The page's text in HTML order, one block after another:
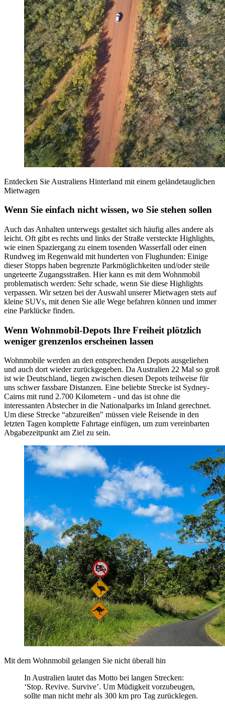
Entdecken Sie Australiens Hinterland mit einem geländetauglichen
Mietwagen
Wenn Sie einfach nicht wissen, wo Sie stehen sollen
Auch das Anhalten unterwegs gestaltet sich häufig alles andere als
leicht. Oft gibt es rechts und links der Straße versteckte Highlights,
wie einen Spaziergang zu einem tosenden Wasserfall oder einen
Rundweg im Regenwald mit hunderten von Flughunden: Einige
dieser Stopps haben begrenzte Parkmöglichkeiten und/oder steile
ungeteerte Zugangsstraßen. Hier kann es mit dem Wohnmobil
problematisch werden: Sehr schade, wenn Sie diese Highlights
verpassen. Wir setzen bei der Auswahl unserer Mietwagen stets auf
kleine SUVs, mit denen Sie alle Wege befahren können und immer
eine Parklücke finden.
Wenn Wohnmobil-Depots Ihre Freiheit plötzlich
weniger grenzenlos erscheinen lassen
Wohnmobile werden an den entsprechenden Depots ausgeliehen
und auch dort wieder zurückgegeben. Da Australien 22 Mal so groß
ist wie Deutschland, liegen zwischen diesen Depots teilweise für
uns schwer fassbare Distanzen. Eine beliebte Strecke ist Sydney-
Cairns mit rund 2.700 Kilometern - und das ist ohne die
interessanten Abstecher in die Nationalparks im Inland gerechnet.
Um diese Strecke “abzureißen" müssen viele Reisende in den
letzten Tagen komplette Fahrtage einfügen, um zum vereinbarten
Abgabezeitpunkt am Ziel zu sein.
Mit dem Wohnmobil gelangen Sie nicht überall hin
In Australien lautet das Motto bei langen Strecken:
‘Stop. Revive. Survive’. Um Müdigkeit vorzubeugen,
sollte man nicht mehr als 300 km pro Tag zurücklegen.